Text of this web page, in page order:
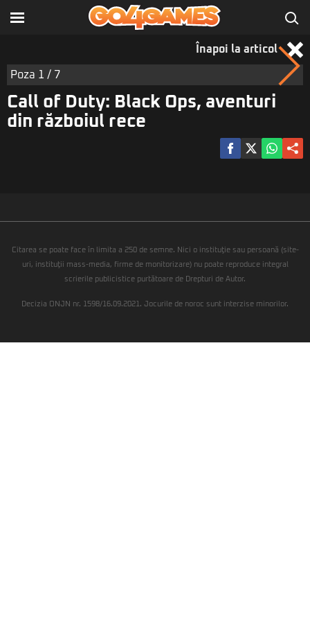
Înapoi la articol
Poza 1 / 7
Call of Duty: Black Ops, aventuri
din războiul rece
Citarea se poate face în limita a 250 de semne. Nici o instituţie sau persoană (site-
uri, instituţii mass-media, firme de monitorizare) nu poate reproduce integral
scrierile publicistice purtătoare de Drepturi de Autor.
Decizia ONJN nr. 1598/16.09.2021. Jocurile de noroc sunt interzise minorilor.